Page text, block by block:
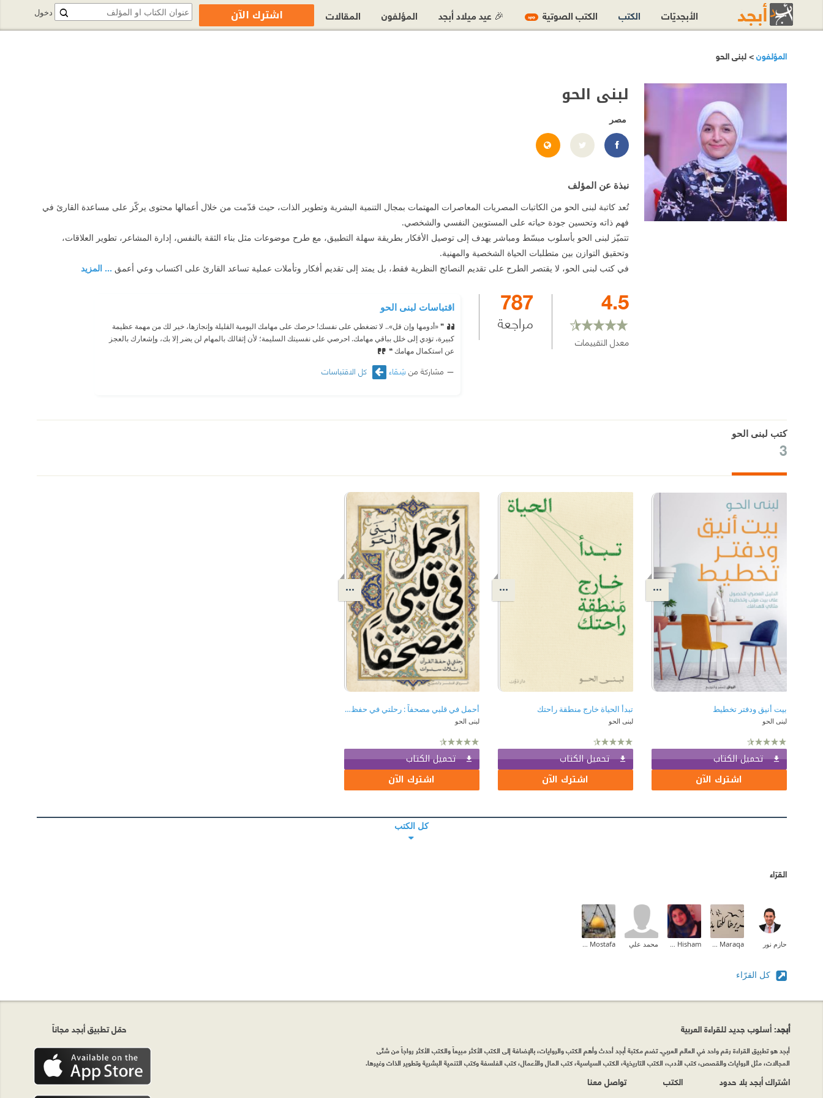
المؤلفون> لبنى الحو
لبنى الحو
مصر
https://www.facebook.com/profile.php?id=61574969680190
نبذة عن المؤلف
تُعد كاتبة لبنى الحو من الكاتبات المصريات المعاصرات المهتمات بمجال التنمية البشرية وتطوير الذات، حيث قدّمت من خلال أعمالها محتوى يركّز على مساعدة القارئ في
فهم ذاته وتحسين جودة حياته على المستويين النفسي والشخصي.
تتميّز لبنى الحو بأسلوب مبسّط ومباشر يهدف إلى توصيل الأفكار بطريقة سهلة التطبيق، مع طرح موضوعات مثل بناء الثقة بالنفس، إدارة المشاعر، تطوير العلاقات،
وتحقيق التوازن بين متطلبات الحياة الشخصية والمهنية.
في كتب لبنى الحو، لا يقتصر الطرح على تقديم النصائح النظرية فقط، بل يمتد إلى تقديم أفكار وتأملات عملية تساعد القارئ على اكتساب وعي أعمق ... المزيد
4.5
معدل التقييمات
787
مراجعة
اقتباسات لبنى الحو
❞ «أدومها وإن قل».. لا تضغطي على نفسك! حرصك على مهامك اليومية القليلة وإنجازها، خير لك من مهمة عظيمة
كبيرة، تؤدي إلى خلل بباقي مهامك. احرصي على نفسيتك السليمة؛ لأن إثقالك بالمهام لن يضر إلا بك، وإشعارك بالعجز
عن استكمال مهامك ❝
مشاركة من شِـفَاء كل الاقتباسات
كتب لبنى الحو
3
بيت أنيق ودفتر تخطيط
لبنى الحو
تحميل الكتاب
اشترك الآن
تبدأ الحياة خارج منطقة راحتك
لبنى الحو
تحميل الكتاب
اشترك الآن
أحمل في قلبي مصحفاً : رحلتي في حفظ القرآن في ثلاث سنوات
لبنى الحو
تحميل الكتاب
اشترك الآن
كل الكتب
القرّاء
حازم نور محمد علي
كل القرّاء
دخول الأبجديّات الكتب الكتب الصوتية جديد 🎉 عيد ميلاد أبجد المؤلفون المقالات اشترك الآن
حمّل تطبيق أبجد مجاناً أبجد: أسلوب جديد للقراءة العربية
أبجد هو تطبيق القراءة رقم واحد في العالم العربي. تضم مكتبة أبجد أحدث وأهم الكتب والروايات، بالإضافة إلى الكتب الأكثر مبيعاً والكتب الأكثر رواجاً من شتّى
المجالات، مثل الروايات والقصص، كتب الأدب، الكتب التاريخية، الكتب السياسية، كتب المال والأعمال، كتب الفلسفة وكتب التنمية البشرية وتطوير الذات وغيرها.
اشتراك أبجد بلا حدود
الكتب
تواصل معنا